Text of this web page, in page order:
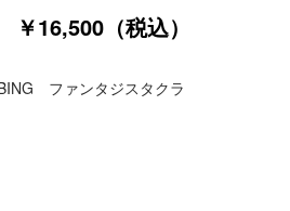
￥16,500（税込）
ファンタジスタクラ